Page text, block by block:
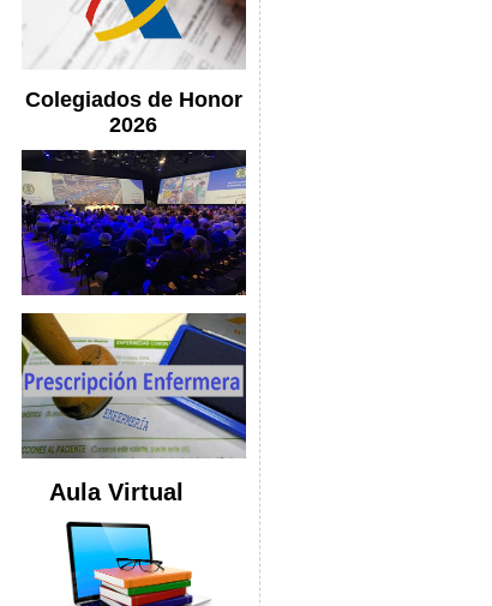
Colegiados de Honor
2026
Aula Virtual